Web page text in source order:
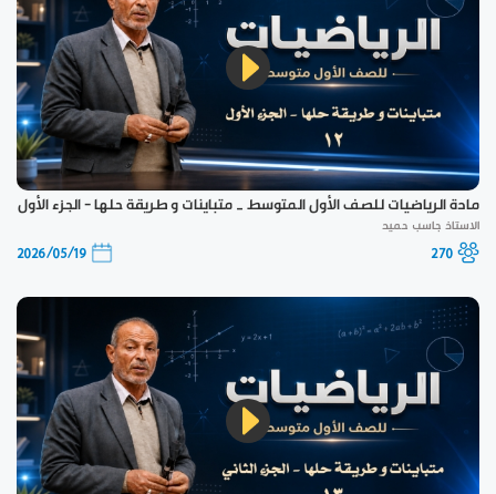
مادة الرياضيات للصف الأول المتوسط _ متباينات و طريقة حلها - الجزء الأول
الاستاذ جاسب حميد
270
2026/05/19